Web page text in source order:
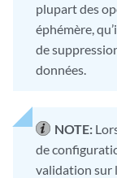
plupart des
éphémère,
de
données.
NOTE:
de
validation sur